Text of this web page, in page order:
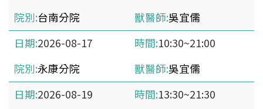
台南分院
吳宜儒
2026-08-17
10:30~21:00
永康分院
吳宜儒
2026-08-19
13:30~21:30